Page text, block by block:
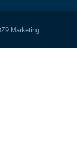
Marketing.